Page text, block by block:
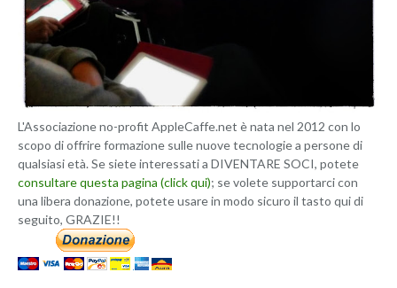
L'Associazione no-profit AppleCaffe.net è nata nel 2012 con lo
scopo di offrire formazione sulle nuove tecnologie a persone di
qualsiasi età. Se siete interessati a DIVENTARE SOCI, potete
consultare questa pagina (click qui); se volete supportarci con
una libera donazione, potete usare in modo sicuro il tasto qui di
seguito, GRAZIE!!